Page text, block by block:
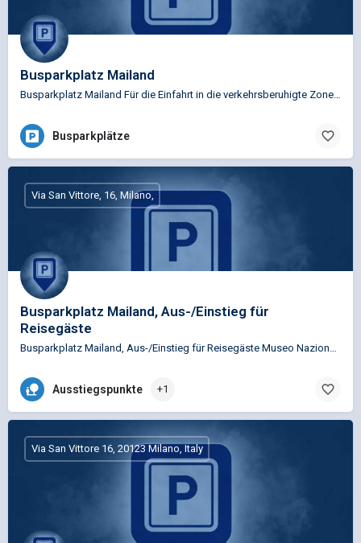
Busparkplatz Mailand
Busparkplätze
Busparkplatz Mailand, Aus-/Einstieg für
Reisegäste
Via San Vittore, 16, Milano,
Ausstiegspunkte +1
Via San Vittore 16, 20123 Milano, Italy